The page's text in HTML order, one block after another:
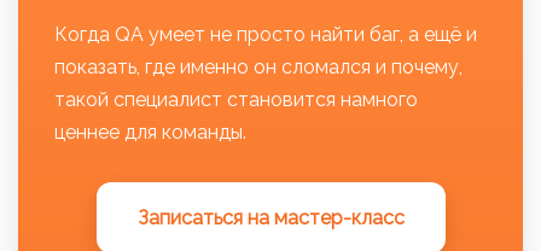
Когда QA умеет не просто найти баг, а ещё и
показать, где именно он сломался и почему,
такой специалист становится намного
ценнее для команды.
Записаться на мастер-класс